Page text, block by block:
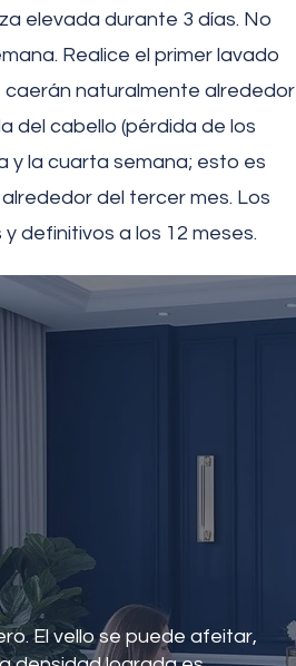
elevada durante 3 días. No
Realice el primer lavado
caerán naturalmente alrededor
del cabello (pérdida de los
y la cuarta semana; esto es
del tercer mes. Los
definitivos a los 12 meses.
El vello se puede afeitar,